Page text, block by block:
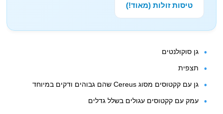
טיסות זולות (מאוד!)
גן סוקולנטים
תצפית
גן עם קקטוסים מסוג Cereus שהם גבוהים ודקים במיוחד
עמק עם קקטוסים עגולים בשלל גדלים